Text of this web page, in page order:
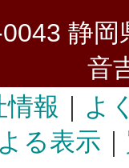
静
音
情報
よ
る表示